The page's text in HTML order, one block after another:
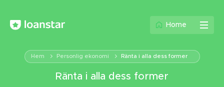
Home
Hem Personlig ekonomi Ränta i alla dess former
Ränta i alla dess former